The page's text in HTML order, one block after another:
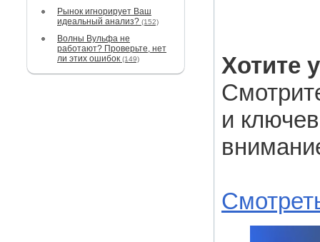
Рынок игнорирует Ваш
идеальный анализ? (152)
Волны Вульфа не
работают? Проверьте, нет
ли этих ошибок (149)
Хотите
и